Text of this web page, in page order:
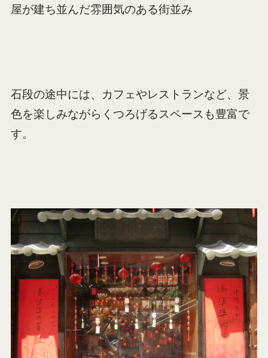
屋が建ち並んだ雰囲気のある街並み
石段の途中には、カフェやレストランなど、景
色を楽しみながらくつろげるスペースも豊富で
す。